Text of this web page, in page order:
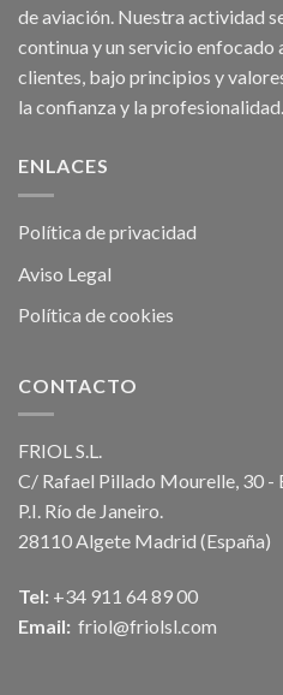
de aviación. Nuestra actividad
continua y un servicio enfocado
clientes, bajo principios y
la confianza y la profesionalidad.
ENLACES
Política de privacidad
Aviso Legal
Política de cookies
CONTACTO
FRIOL S.L.
C/ Rafael Pillado Mourelle, 30 -
P.I. Río de Janeiro.
28110 Algete Madrid (España)
Tel: +34 911 64 89 00
Email: friol@friolsl.com